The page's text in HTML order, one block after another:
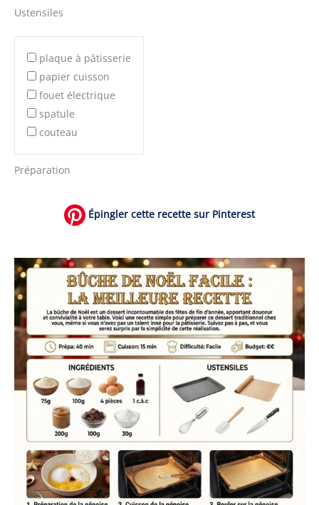
Ustensiles
plaque à pâtisserie
papier cuisson
fouet électrique
spatule
couteau
Préparation
Épingler cette recette sur Pinterest